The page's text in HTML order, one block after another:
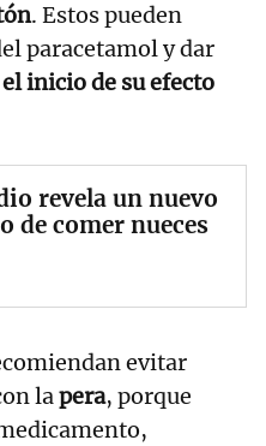
. Estos pueden
paracetamol y dar
inicio de su efecto
revela un nuevo
de comer nueces
evitar
lapera, porque